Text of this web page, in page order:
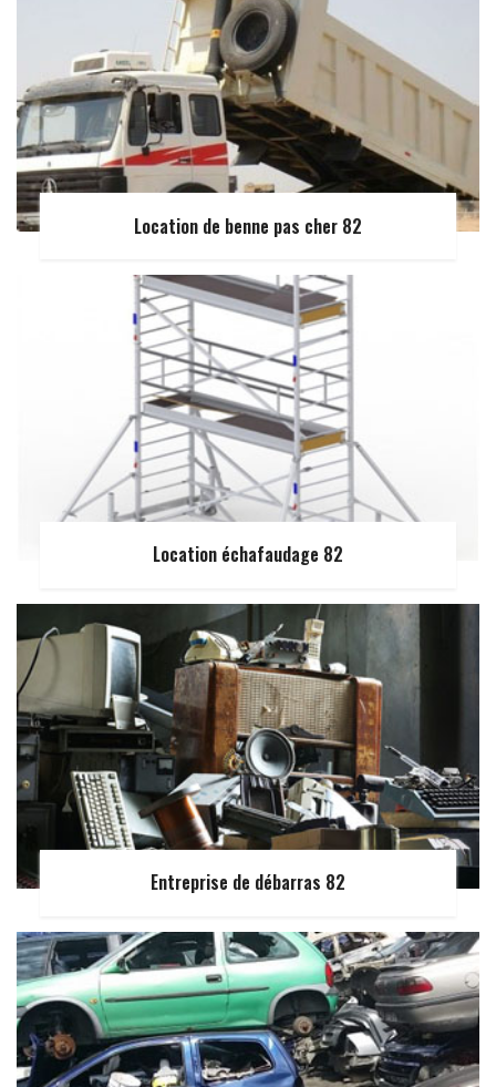
Location de benne pas cher 82
Location échafaudage 82
Entreprise de débarras 82